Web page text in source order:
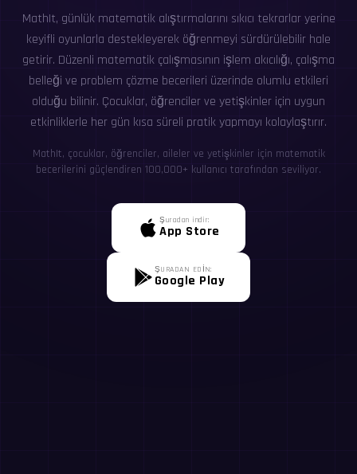
MathIt, günlük matematik alıştırmalarını sıkıcı tekrarlar yerine
keyifli oyunlarla destekleyerek öğrenmeyi sürdürülebilir hale
getirir. Düzenli matematik çalışmasının işlem akıcılığı, çalışma
belleği ve problem çözme becerileri üzerinde olumlu etkileri
olduğu bilinir. Çocuklar, öğrenciler ve yetişkinler için uygun
etkinliklerle her gün kısa süreli pratik yapmayı kolaylaştırır.
MathIt, çocuklar, öğrenciler, aileler ve yetişkinler için matematik
becerilerini güçlendiren 100,000+ kullanıcı tarafından seviliyor.
Şuradan indir:
App Store
ŞURADAN EDİN:
Google Play